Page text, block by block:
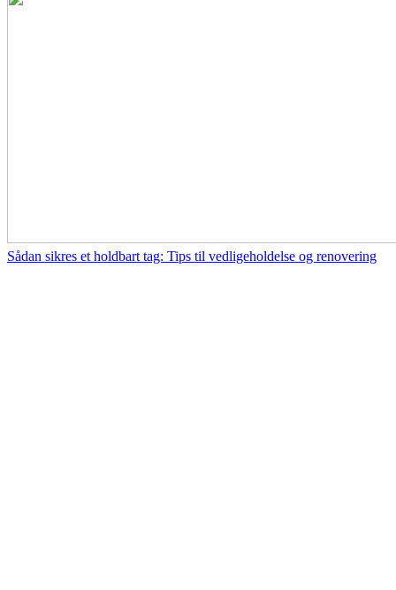
Sådan sikres et holdbart tag: Tips til vedligeholdelse og renovering